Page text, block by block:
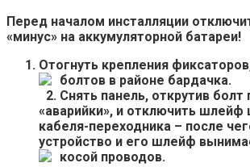
Перед началом инсталляции
«минус» на аккумуляторной батареи!
Отогнуть крепления
болтов в районе бардачка.
Снять панель, открутив болт
«аварийки», и отключить шлейф
кабеля-переходника – после
устройство и его шлейф
косой проводов.